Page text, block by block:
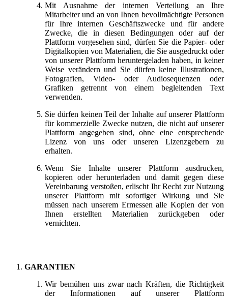
Mit Ausnahme der internen Verteilung an Ihre
Mitarbeiter und an von Ihnen bevollmächtigte Personen
für Ihre internen Geschäftszwecke und für andere
Zwecke, die in diesen Bedingungen oder auf der
Plattform vorgesehen sind, dürfen Sie die Papier- oder
Digitalkopien von Materialien, die Sie ausgedruckt oder
von unserer Plattform heruntergeladen haben, in keiner
Weise verändern und Sie dürfen keine Illustrationen,
Fotografien, Video- oder Audiosequenzen oder
Grafiken getrennt von einem begleitenden Text
verwenden.
Sie dürfen keinen Teil der Inhalte auf unserer Plattform
für kommerzielle Zwecke nutzen, die nicht auf unserer
Plattform angegeben sind, ohne eine entsprechende
Lizenz von uns oder unseren Lizenzgebern zu
erhalten.
Wenn Sie Inhalte unserer Plattform ausdrucken,
kopieren oder herunterladen und damit gegen diese
Vereinbarung verstoßen, erlischt Ihr Recht zur Nutzung
unserer Plattform mit sofortiger Wirkung und Sie
müssen nach unserem Ermessen alle Kopien der von
Ihnen erstellten Materialien zurückgeben oder
vernichten.
GARANTIEN
Wir bemühen uns zwar nach Kräften, die Richtigkeit
der Informationen auf unserer Plattform